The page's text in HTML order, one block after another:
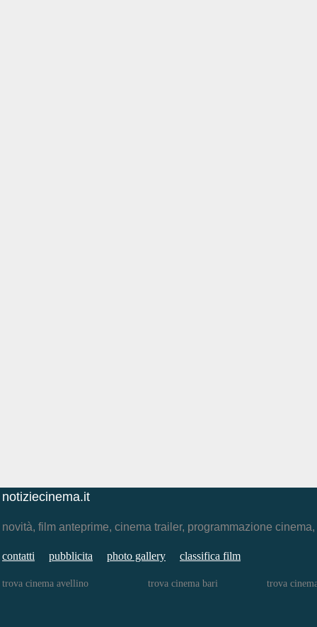
notiziecinema.it
novità, film anteprime, cinema trailer, programmazione
contatti pubblicita photo gallery classifica film
trova cinema avellino trova cinema bari trova